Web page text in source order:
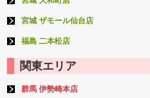
宮城 ザモール仙台店
福島 二本松店
関東エリア
群馬 伊勢崎本店